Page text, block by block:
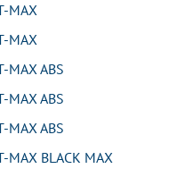
MAX
MAX
ABS
ABS
ABS
BLACK MAX